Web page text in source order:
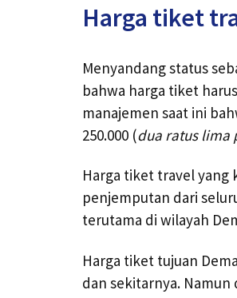
Harga tiket
Menyandang status
bahwa harga tiket
manajemen saat ini
250.000 (dua ratus lima
Harga tiket travel yang
penjemputan dari
terutama di wilayah
Harga tiket tujuan
dan sekitarnya. Namun